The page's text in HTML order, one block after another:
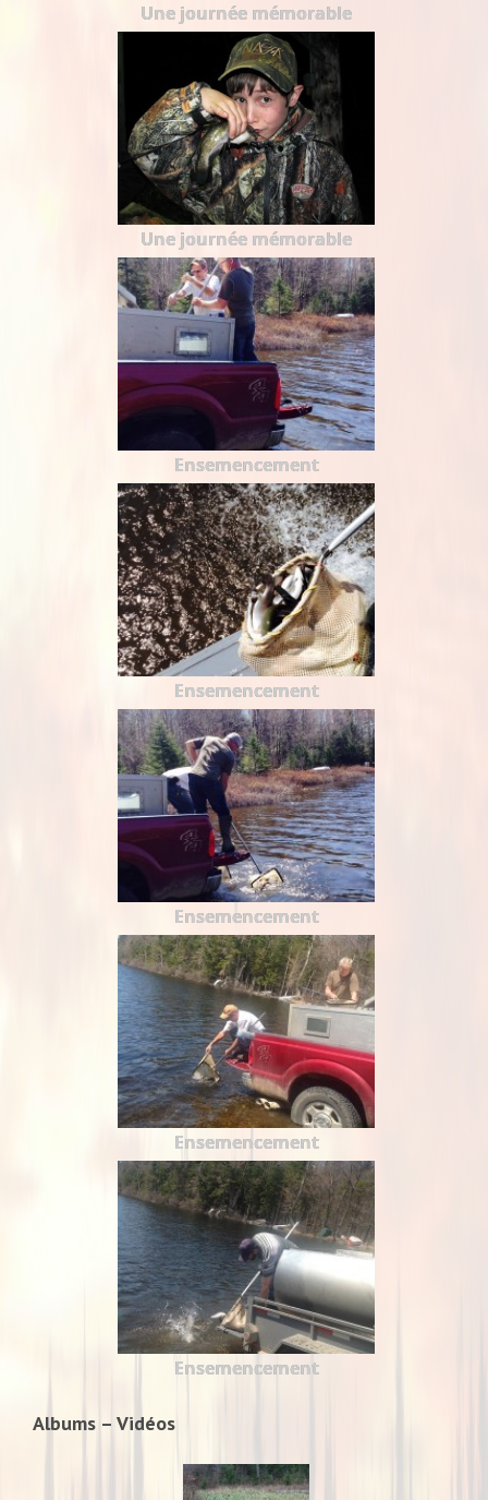
Une journée mémorable
Une journée mémorable
Ensemencement
Ensemencement
Ensemencement
Ensemencement
Ensemencement
Albums – Vidéos